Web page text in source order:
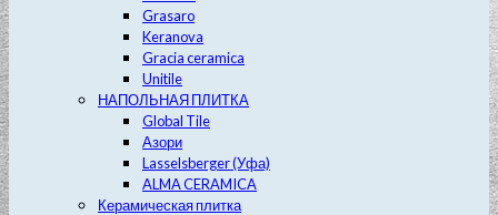
Grasaro
Keranova
Gracia ceramica
Unitile
НАПОЛЬНАЯ ПЛИТКА
Global Tile
Азори
Lasselsberger (Уфа)
ALMA CERAMICA
Керамическая плитка